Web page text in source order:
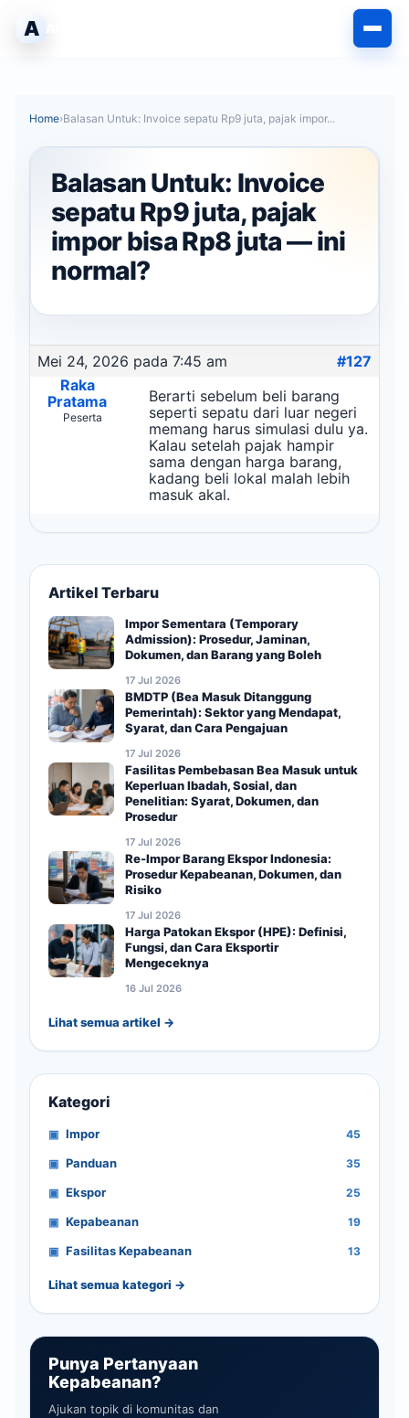
A
Home›Balasan Untuk: Invoice sepatu Rp9 juta, pajak impor...
Balasan Untuk: Invoice
sepatu Rp9 juta, pajak
impor bisa Rp8 juta — ini
normal?
Mei 24, 2026 pada 7:45 am
#127
Raka
Pratama
Peserta
Berarti sebelum beli barang
seperti sepatu dari luar negeri
memang harus simulasi dulu ya.
Kalau setelah pajak hampir
sama dengan harga barang,
kadang beli lokal malah lebih
masuk akal.
Artikel Terbaru
Impor Sementara (Temporary
Admission): Prosedur, Jaminan,
Dokumen, dan Barang yang Boleh
17 Jul 2026
BMDTP (Bea Masuk Ditanggung
Pemerintah): Sektor yang Mendapat,
Syarat, dan Cara Pengajuan
17 Jul 2026
Fasilitas Pembebasan Bea Masuk untuk
Keperluan Ibadah, Sosial, dan
Penelitian: Syarat, Dokumen, dan
Prosedur
17 Jul 2026
Re-Impor Barang Ekspor Indonesia:
Prosedur Kepabeanan, Dokumen, dan
Risiko
17 Jul 2026
Harga Patokan Ekspor (HPE): Definisi,
Fungsi, dan Cara Eksportir
Mengeceknya
16 Jul 2026
Lihat semua artikel →
Kategori
Impor 45
Panduan 35
Ekspor 25
Kepabeanan 19
Fasilitas Kepabeanan 13
Lihat semua kategori →
Punya Pertanyaan
Kepabeanan?
Ajukan topik di komunitas dan